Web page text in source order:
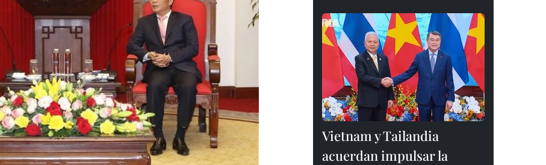
Vietnam y Tailandia
acuerdan impulsar la